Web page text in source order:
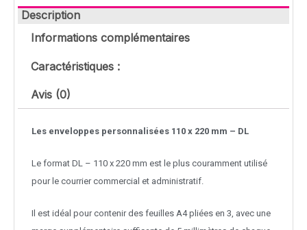
Description
Informations complémentaires
Caractéristiques :
Avis (0)
Les enveloppes personnalisées 110 x 220 mm – DL
Le format DL – 110 x 220 mm est le plus couramment utilisé
pour le courrier commercial et administratif.
Il est idéal pour contenir des feuilles A4 pliées en 3, avec une